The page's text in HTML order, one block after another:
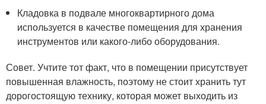
Кладовка в подвале многоквартирного дома
используется в качестве помещения для хранения
инструментов или какого-либо оборудования.
Совет. Учтите тот факт, что в помещении присутствует
повышенная влажность, поэтому не стоит хранить тут
дорогостоящую технику, которая может выходить из